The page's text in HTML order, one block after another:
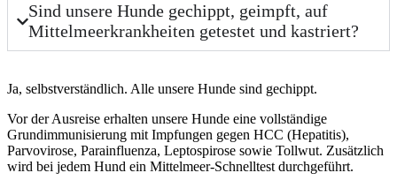
Sind unsere Hunde gechippt, geimpft, auf
Mittelmeerkrankheiten getestet und kastriert?
Ja, selbstverständlich. Alle unsere Hunde sind gechippt.
Vor der Ausreise erhalten unsere Hunde eine vollständige
Grundimmunisierung mit Impfungen gegen HCC (Hepatitis),
Parvovirose, Parainfluenza, Leptospirose sowie Tollwut. Zusätzlich
wird bei jedem Hund ein Mittelmeer-Schnelltest durchgeführt.